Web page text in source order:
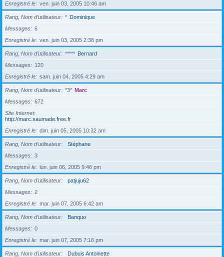
Enregistré le
ven. juin 03, 2005 10:46 am
Rang, Nom d’utilisateur * Dominique
Messages
6
Enregistré le
ven. juin 03, 2005 2:38 pm
Rang, Nom d’utilisateur ***** Bernard
Messages
120
Enregistré le
sam. juin 04, 2005 4:29 am
Rang, Nom d’utilisateur *3* Marc
Messages
672
Site Internet
http://marc.saumade.free.fr
Enregistré le
dim. juin 05, 2005 10:32 am
Rang, Nom d’utilisateur
Stéphane
Messages
3
Enregistré le
lun. juin 06, 2005 9:46 pm
Rang, Nom d’utilisateur
patjuju62
Messages
2
Enregistré le
mar. juin 07, 2005 6:42 am
Rang, Nom d’utilisateur
Banquo
Messages
0
Enregistré le
mar. juin 07, 2005 7:16 pm
Rang, Nom d’utilisateur
Dubuis Antoinette